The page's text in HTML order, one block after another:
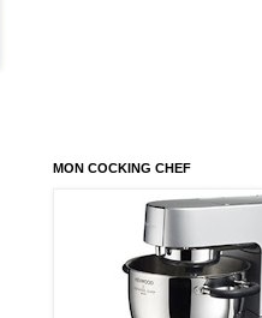
MON COCKING CHEF